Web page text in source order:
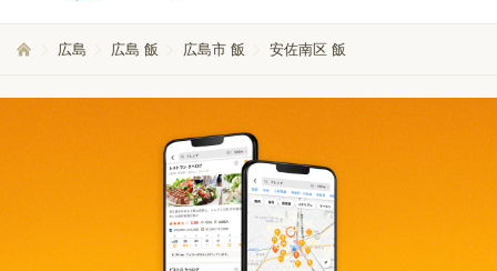
広島 広島 飯 広島市 飯 安佐南区 飯